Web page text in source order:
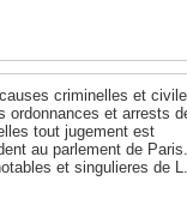
criminelles et
ordonnances et arrests
tout jugement est
au parlement de Paris.
et singulieres de L.